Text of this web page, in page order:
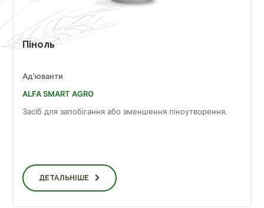
Піноль
Ад'юванти
ALFA SMART AGRO
Засіб для запобігання або зменшення піноутворення.
ДЕТАЛЬНІШЕ